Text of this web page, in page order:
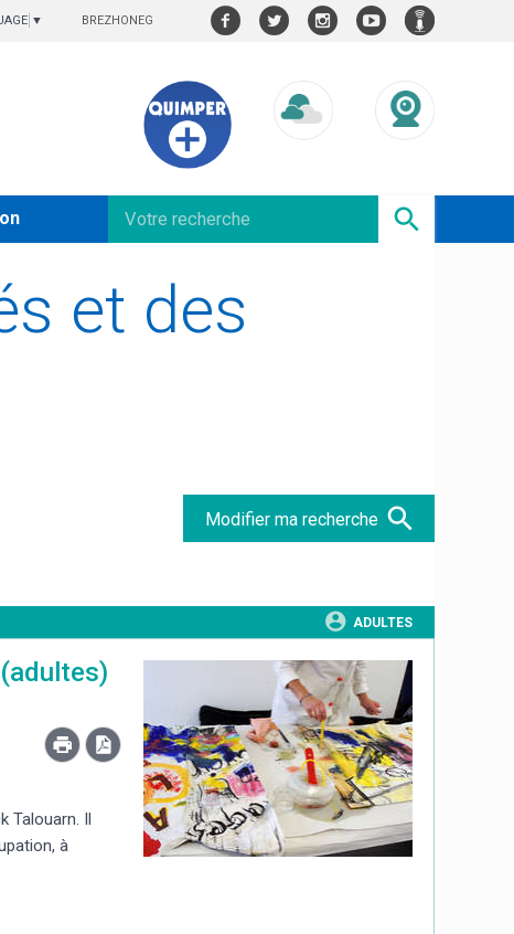
▼ BREZHONEG
et des
Modifier ma recherche
ADULTES
Talouarn. Il
à